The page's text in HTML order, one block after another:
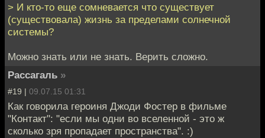
> И кто-то еще сомневается что существует
(существовала) жизнь за пределами солнечной
системы?
Можно знать или не знать. Верить сложно.
Рассагаль »
#19 | 09.07.15 01:31
Как говорила героиня Джоди Фостер в фильме
"Контакт": "если мы одни во вселенной - это ж
сколько зря пропадает пространства". :)